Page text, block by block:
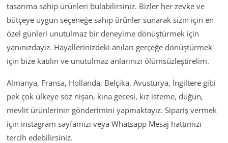
tasarıma sahip ürünleri bulabilirsiniz. Bizler her zevke ve
bütçeye uygun seçeneğe sahip ürünler sunarak sizin için en
özel günleri unutulmaz bir deneyime dönüştürmek için
yanınızdayız. Hayallerinizdeki anıları gerçeğe dönüştürmek
için bize katılın ve unutulmaz anlarınızı ölümsüzleştirelim.
Almanya, Fransa, Hollanda, Belçika, Avusturya, İngiltere gibi
pek çok ülkeye söz nişan, kına gecesi, kız isteme, düğün,
mevlit ürünlerinin gönderimini yapmaktayız. Sipariş vermek
için instagram sayfamızı veya Whatsapp Mesaj hattımızı
tercih edebilirsiniz.